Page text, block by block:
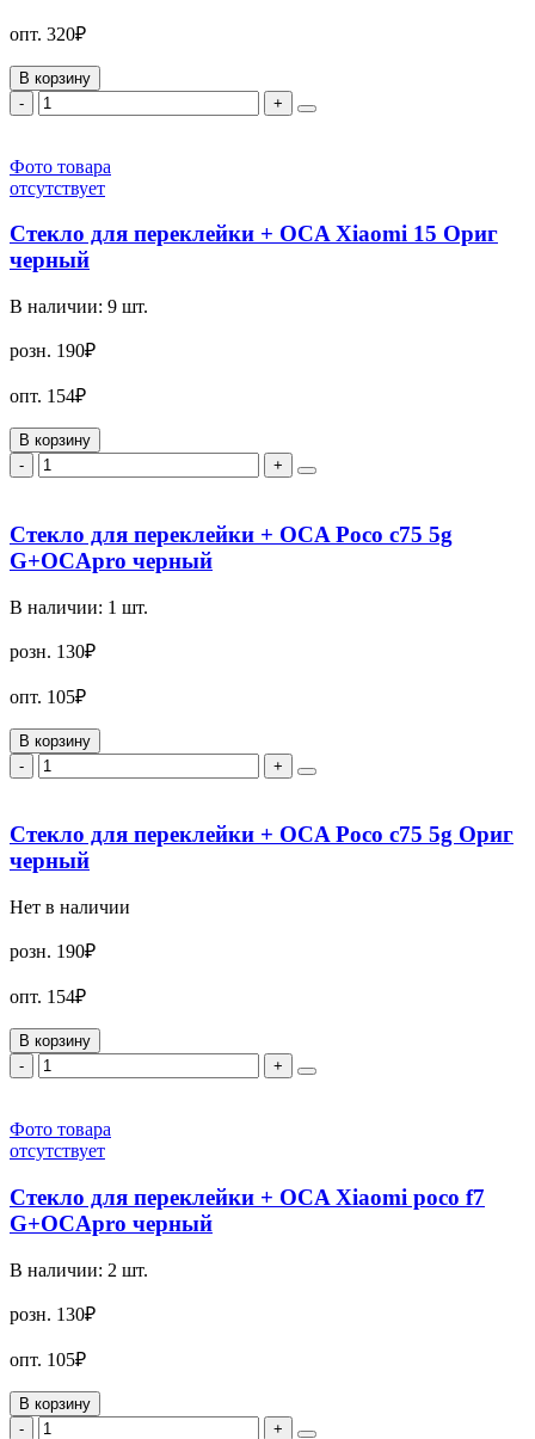
опт. 320₽
В корзину
-
+
Фото товара
отсутствует
Стекло для переклейки + OCA Xiaomi 15 Ориг
черный
В наличии: 9 шт.
розн. 190₽
опт. 154₽
В корзину
-
+
Стекло для переклейки + OCA Poco c75 5g
G+OCApro черный
В наличии: 1 шт.
розн. 130₽
опт. 105₽
В корзину
-
+
Стекло для переклейки + OCA Poco c75 5g Ориг
черный
Нет в наличии
розн. 190₽
опт. 154₽
В корзину
-
+
Фото товара
отсутствует
Стекло для переклейки + OCA Xiaomi poco f7
G+OCApro черный
В наличии: 2 шт.
розн. 130₽
опт. 105₽
В корзину
-
+